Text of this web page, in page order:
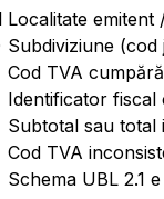
Localitate
Subdiviziune (cod
Cod TVA
Identificator
Subtotal sau total
Cod TVA
Schema UBL 2.1